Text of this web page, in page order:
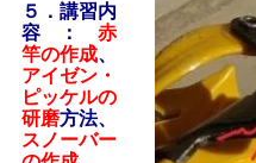
５．講習内
容 ：赤
竿の作成、
アイゼン・
ピッケルの
研磨方法、
スノーバー